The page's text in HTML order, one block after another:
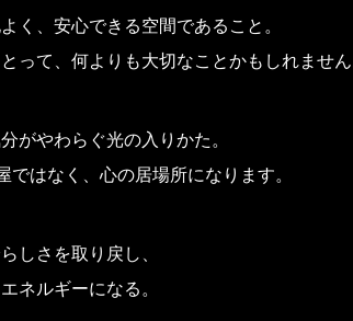
く、安心できる空間であること。
って、何よりも大切なことかもしれません
がやわらぐ光の入りかた。
ではなく、心の居場所になります。
しさを取り戻し、
ネルギーになる。